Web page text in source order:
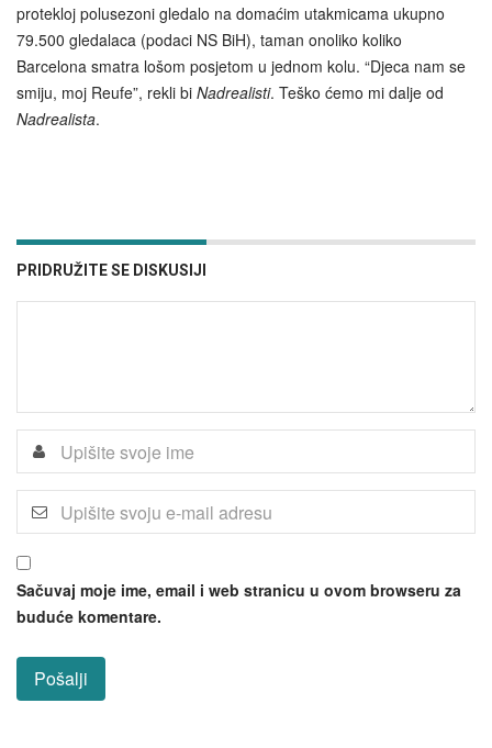
protekloj polusezoni gledalo na domaćim utakmicama ukupno
79.500 gledalaca (podaci NS BiH), taman onoliko koliko
Barcelona smatra lošom posjetom u jednom kolu. “Djeca nam se
smiju, moj Reufe”, rekli bi Nadrealisti. Teško ćemo mi dalje od
Nadrealista.
PRIDRUŽITE SE DISKUSIJI
Sačuvaj moje ime, email i web stranicu u ovom browseru za
buduće komentare.